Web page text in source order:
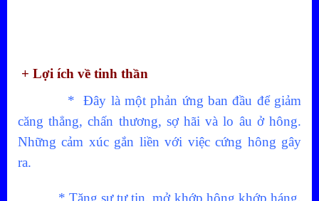
+ Lợi ích về tinh thần
* Đây là một phản ứng ban đầu để giảm
căng thẳng, chấn thương, sợ hãi và lo âu ở hông.
Những cảm xúc gắn liền với việc cứng hông gây
ra.
* Tăng sự tự tin, mở khớp hông khớp háng,